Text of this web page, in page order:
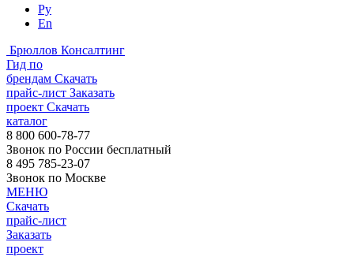
Ру
En
Брюллов Консалтинг
Гид по
брендам Скачать
прайс-лист Заказать
проект Скачать
каталог
8 800 600-78-77
Звонок по России бесплатный
8 495 785-23-07
Звонок по Москве
МЕНЮ
Скачать
прайс-лист
Заказать
проект